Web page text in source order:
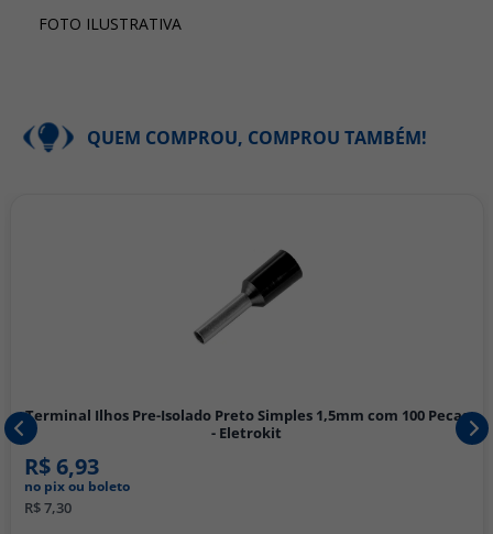
FOTO ILUSTRATIVA
QUEM COMPROU, COMPROU TAMBÉM!
Terminal Ilhos Pre-Isolado Preto Simples 1,5mm com 100 Pecas
- Eletrokit
R$ 6,93
no pix ou boleto
R$ 7,30